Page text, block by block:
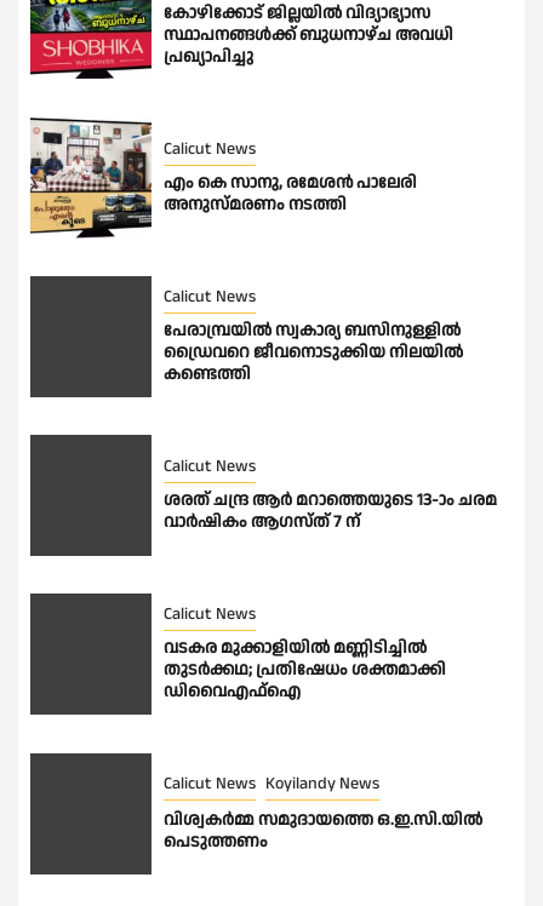
കോഴിക്കോട് ജില്ലയിൽ വിദ്യാഭ്യാസ
സ്ഥാപനങ്ങൾക്ക് ബുധനാഴ്ച അവധി
പ്രഖ്യാപിച്ചു
Calicut News
എം കെ സാനു, രമേശൻ പാലേരി
അനുസ്മരണം നടത്തി
Calicut News
പേരാമ്പ്രയിൽ സ്വകാര്യ ബസിനുള്ളിൽ
ഡ്രൈവറെ ജീവനൊടുക്കിയ നിലയിൽ
കണ്ടെത്തി
Calicut News
ശരത് ചന്ദ്ര ആർ മറാത്തെയുടെ 13-ാം ചരമ
വാർഷികം ആഗസ്ത് 7 ന്
Calicut News
വടകര മുക്കാളിയിൽ മണ്ണിടിച്ചിൽ
തുടർക്കഥ; പ്രതിഷേധം ശക്തമാക്കി
ഡിവൈഎഫ്ഐ
Calicut News Koyilandy News
വിശ്വകർമ്മ സമുദായത്തെ ഒ.ഇ.സി.യിൽ
പെടുത്തണം